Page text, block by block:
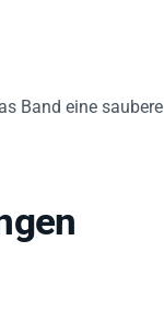
Band eine saubere